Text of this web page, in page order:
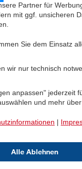
Partner für
mit ggf. unsicheren
Sie dem Einsatz
wir nur technisch
anpassen" jederzeit
und mehr
|
Alle Ablehnen